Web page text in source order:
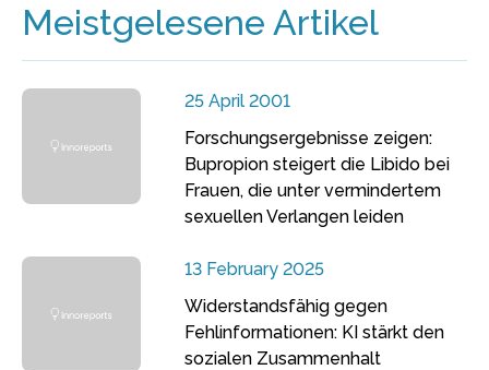
Meistgelesene Artikel
25 April 2001
Forschungsergebnisse zeigen:
Bupropion steigert die Libido bei
Frauen, die unter vermindertem
sexuellen Verlangen leiden
13 February 2025
Widerstandsfähig gegen
Fehlinformationen: KI stärkt den
sozialen Zusammenhalt